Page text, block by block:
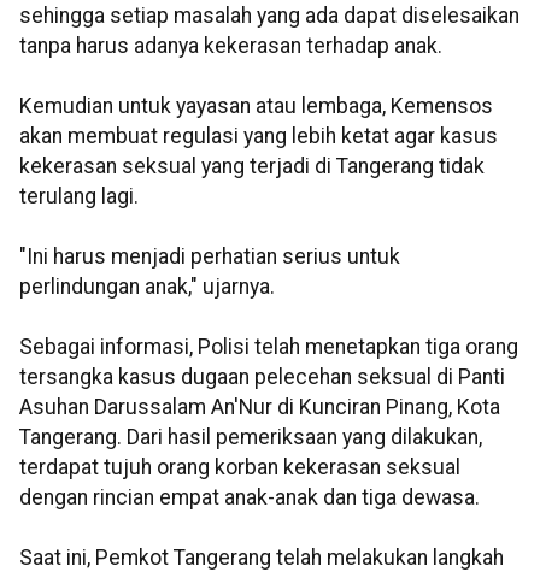
sehingga setiap masalah yang ada dapat diselesaikan
tanpa harus adanya kekerasan terhadap anak.
Kemudian untuk yayasan atau lembaga, Kemensos
akan membuat regulasi yang lebih ketat agar kasus
kekerasan seksual yang terjadi di Tangerang tidak
terulang lagi.
"Ini harus menjadi perhatian serius untuk
perlindungan anak," ujarnya.
Sebagai informasi, Polisi telah menetapkan tiga orang
tersangka kasus dugaan pelecehan seksual di Panti
Asuhan Darussalam An'Nur di Kunciran Pinang, Kota
Tangerang. Dari hasil pemeriksaan yang dilakukan,
terdapat tujuh orang korban kekerasan seksual
dengan rincian empat anak-anak dan tiga dewasa.
Saat ini, Pemkot Tangerang telah melakukan langkah